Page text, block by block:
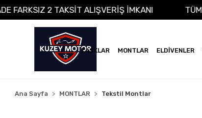
VADE FARKSIZ 2 TAKSİT ALIŞVERİŞ İMKANI
KASKLAR MONTLAR ELDİVENLER
Ana Sayfa MONTLAR Tekstil Montlar